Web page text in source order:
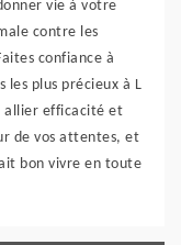
vie à votre
contre les
confiance à
les plus précieux à L
allier efficacité et
de vos attentes, et
bon vivre en toute